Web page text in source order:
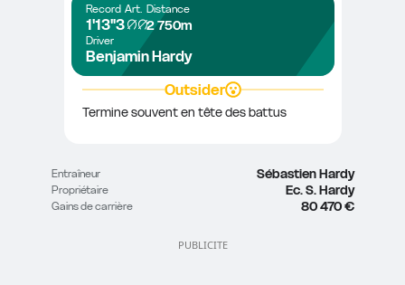
Record
1'13"3
Art. Distance
2 750m
Driver
Benjamin Hardy
Outsider
Termine souvent en tête des battus
Entraîneur Sébastien Hardy
Propriétaire Ec. S. Hardy
Gains de carrière 80 470 €